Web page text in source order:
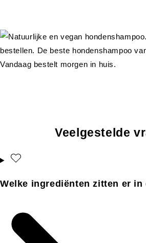
Veelgestelde
Welke ingrediënten zitten er in